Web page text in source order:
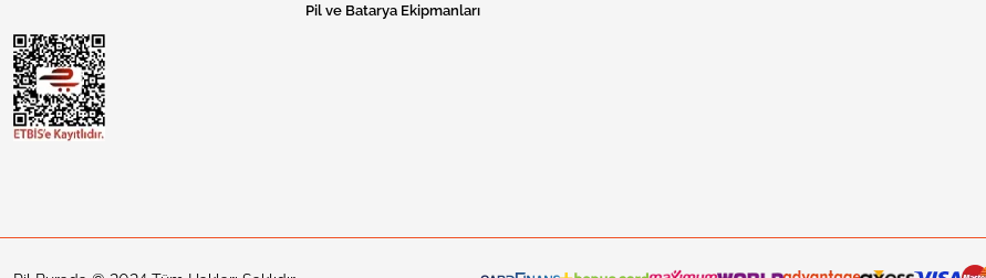
Pil ve Batarya Ekipmanları